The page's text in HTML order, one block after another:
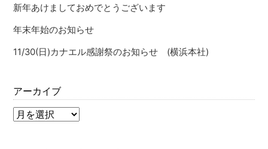
新年あけましておめでとうございます
年末年始のお知らせ
11/30(日)カナエル感謝祭のお知らせ (横浜本社)
アーカイブ